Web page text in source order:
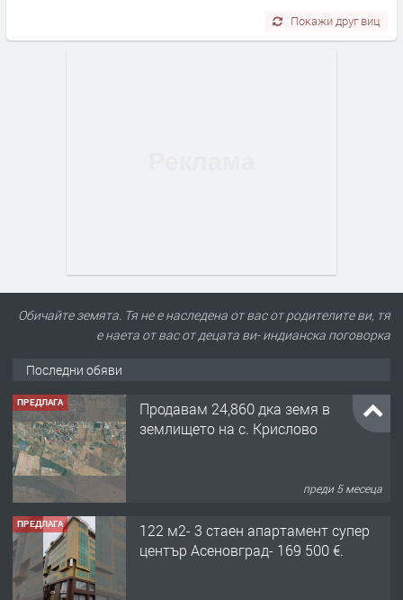
Покажи друг виц
Обичайте земята. Тя не е наследена от вас от родителите ви, тя
е наета от вас от децата ви- индианска поговорка
Последни обяви
ПРЕДЛАГА
Продавам 24,860 дка земя в
землището на с. Крислово
преди 5 месеца
ПРЕДЛАГА
122 м2- 3 стаен апартамент супер
център Асеновград- 169 500 €.